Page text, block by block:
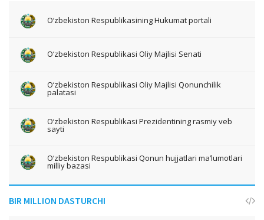
O‘zbekiston Respublikasining Hukumat portali
O‘zbekiston Respublikasi Oliy Majlisi Senati
O‘zbekiston Respublikasi Oliy Majlisi Qonunchilik
palatasi
O‘zbekiston Respublikasi Prezidentining rasmiy veb
sayti
O‘zbekiston Respublikasi Qonun hujjatlari ma’lumotlari
milliy bazasi
BIR MILLION DASTURCHI